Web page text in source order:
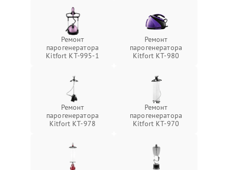
Ремонт
парогенератора
Kitfort КТ-995-1
Ремонт
парогенератора
Kitfort КТ-980
Ремонт
парогенератора
Kitfort КТ-978
Ремонт
парогенератора
Kitfort КТ-970